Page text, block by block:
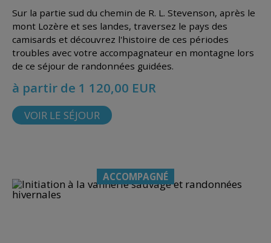
Sur la partie sud du chemin de R. L. Stevenson, après le
mont Lozère et ses landes, traversez le pays des
camisards et découvrez l'histoire de ces périodes
troubles avec votre accompagnateur en montagne lors
de ce séjour de randonnées guidées.
à partir de 1 120,00 EUR
VOIR LE SÉJOUR
ACCOMPAGNÉ